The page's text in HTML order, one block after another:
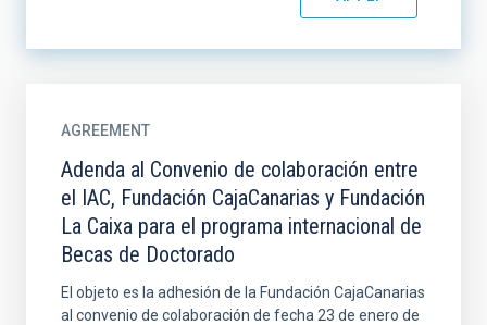
AGREEMENT
Adenda al Convenio de colaboración entre
el IAC, Fundación CajaCanarias y Fundación
La Caixa para el programa internacional de
Becas de Doctorado
El objeto es la adhesión de la Fundación CajaCanarias
al convenio de colaboración de fecha 23 de enero de